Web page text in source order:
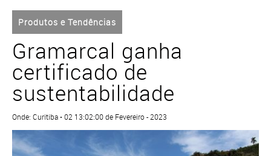
Produtos e Tendências
Gramarcal ganha
certificado de
sustentabilidade
Onde: Curitiba • 02 13:02:00 de Fevereiro - 2023